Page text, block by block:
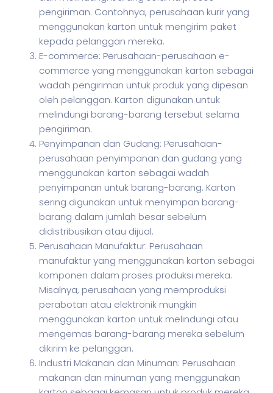
pengiriman. Contohnya, perusahaan kurir yang
menggunakan karton untuk mengirim paket
kepada pelanggan mereka.
E-commerce: Perusahaan-perusahaan e-
commerce yang menggunakan karton sebagai
wadah pengiriman untuk produk yang dipesan
oleh pelanggan. Karton digunakan untuk
melindungi barang-barang tersebut selama
pengiriman.
Penyimpanan dan Gudang: Perusahaan-
perusahaan penyimpanan dan gudang yang
menggunakan karton sebagai wadah
penyimpanan untuk barang-barang. Karton
sering digunakan untuk menyimpan barang-
barang dalam jumlah besar sebelum
didistribusikan atau dijual.
Perusahaan Manufaktur: Perusahaan
manufaktur yang menggunakan karton sebagai
komponen dalam proses produksi mereka.
Misalnya, perusahaan yang memproduksi
perabotan atau elektronik mungkin
menggunakan karton untuk melindungi atau
mengemas barang-barang mereka sebelum
dikirim ke pelanggan.
Industri Makanan dan Minuman: Perusahaan
makanan dan minuman yang menggunakan